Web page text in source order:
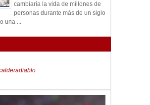
cambiaría la vida de millones de
personas durante más de un siglo
una ...